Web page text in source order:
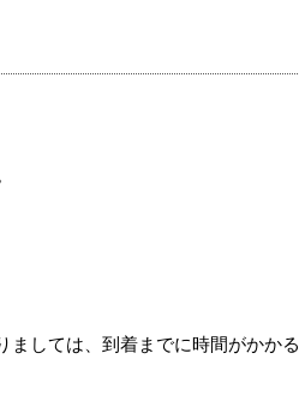
ましては、到着までに時間がかかる